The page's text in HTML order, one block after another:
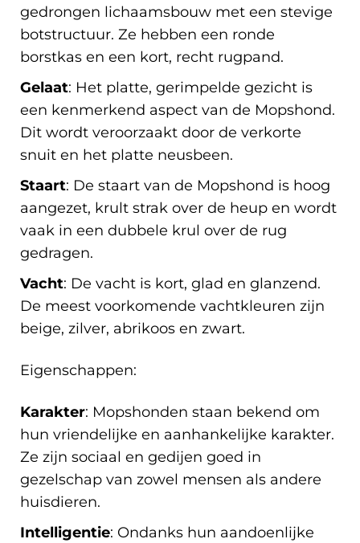
gedrongen lichaamsbouw met een stevige
botstructuur. Ze hebben een ronde
borstkas en een kort, recht rugpand.
Gelaat: Het platte, gerimpelde gezicht is
een kenmerkend aspect van de Mopshond.
Dit wordt veroorzaakt door de verkorte
snuit en het platte neusbeen.
Staart: De staart van de Mopshond is hoog
aangezet, krult strak over de heup en wordt
vaak in een dubbele krul over de rug
gedragen.
Vacht: De vacht is kort, glad en glanzend.
De meest voorkomende vachtkleuren zijn
beige, zilver, abrikoos en zwart.
Eigenschappen:
Karakter: Mopshonden staan bekend om
hun vriendelijke en aanhankelijke karakter.
Ze zijn sociaal en gedijen goed in
gezelschap van zowel mensen als andere
huisdieren.
Intelligentie: Ondanks hun aandoenlijke